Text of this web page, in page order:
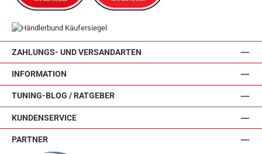
ZAHLUNGS- UND VERSANDARTEN
INFORMATION
TUNING-BLOG / RATGEBER
KUNDENSERVICE
PARTNER